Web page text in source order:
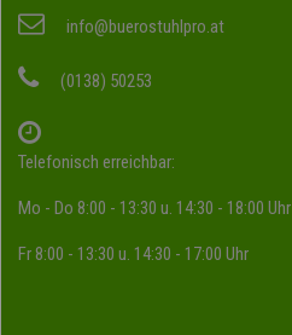
info@buerostuhlpro.at
(0138) 50253
Telefonisch erreichbar:
Mo - Do 8:00 - 13:30 u. 14:30 - 18:00 Uhr
Fr 8:00 - 13:30 u. 14:30 - 17:00 Uhr